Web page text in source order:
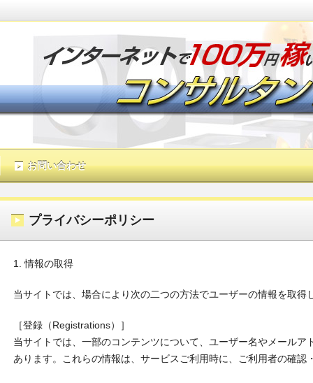
プライバシーポリシー
1. 情報の取得
当サイトでは、場合により次の二つの方法でユーザーの情報を取得
［登録（Registrations）］
当サイトでは、一部のコンテンツについて、ユーザー名やメールア
あります。これらの情報は、サービスご利用時に、ご利用者の確認
アドセンスで稼ぐ！3ヶ月で月収
インターネットを使ってお金を稼ぐ方法は無数に存在します。だから
稼ぐ手法を中心に、インターネットを使ってお金を稼ぐ手法を紹介し
お問い合わせ